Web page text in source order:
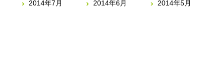
2014年7月 2014年6月 2014年5月